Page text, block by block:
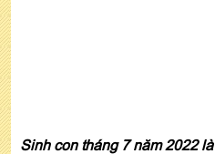
Sinh con tháng 7 năm 2022